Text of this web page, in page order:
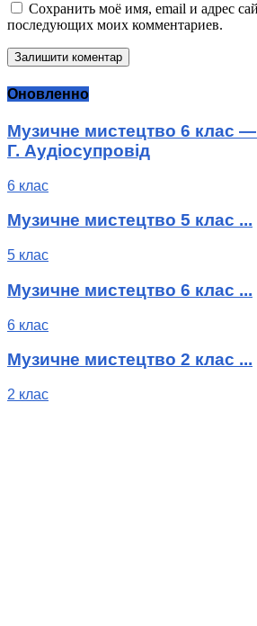
Сохранить моё имя, email и адрес
последующих моих комментариев.
Оновленно
Музичне мистецтво 6 клас
Г. Аудіосупровід
6 клас
Музичне мистецтво 5 клас ...
5 клас
Музичне мистецтво 6 клас ...
6 клас
Музичне мистецтво 2 клас ...
2 клас